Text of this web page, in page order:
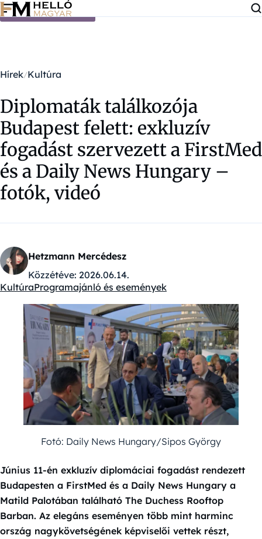
Ugrás a tartalomra
Hírek Kultúra
Diplomaták találkozója
Budapest felett: exkluzív
fogadást szervezett a FirstMed
és a Daily News Hungary –
fotók, videó
Hetzmann Mercédesz
Közzétéve: 2026.06.14.
Kategóriák:
KultúraProgramajánló és események
Fotó: Daily News Hungary/Sipos György
Június 11-én exkluzív diplomáciai fogadást rendezett
Budapesten a FirstMed és a Daily News Hungary a
Matild Palotában található The Duchess Rooftop
Barban. Az elegáns eseményen több mint harminc
ország nagykövetségének képviselői vettek részt,